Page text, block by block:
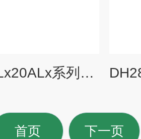
ALx1.25~ALx20ALx系列直流电子负载 示波器电源通用仪器
首页 下一页